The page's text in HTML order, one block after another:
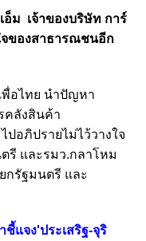
ม เจ้าของบริษัท การ์
จของสาธารณชนอีก
พื่อไทย นำปัญหา
คลังสินค้า
อภิปรายไม่ไว้วางใจ
รี และรมว.กลาโหม
กรัฐมนตรี และ
แจง'ประเสริฐ-จุริ